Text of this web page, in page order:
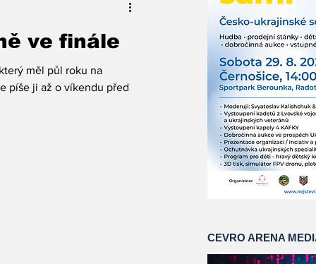
ve finále
měl půl roku na
píše ji až o víkendu před
CEVRO ARENA